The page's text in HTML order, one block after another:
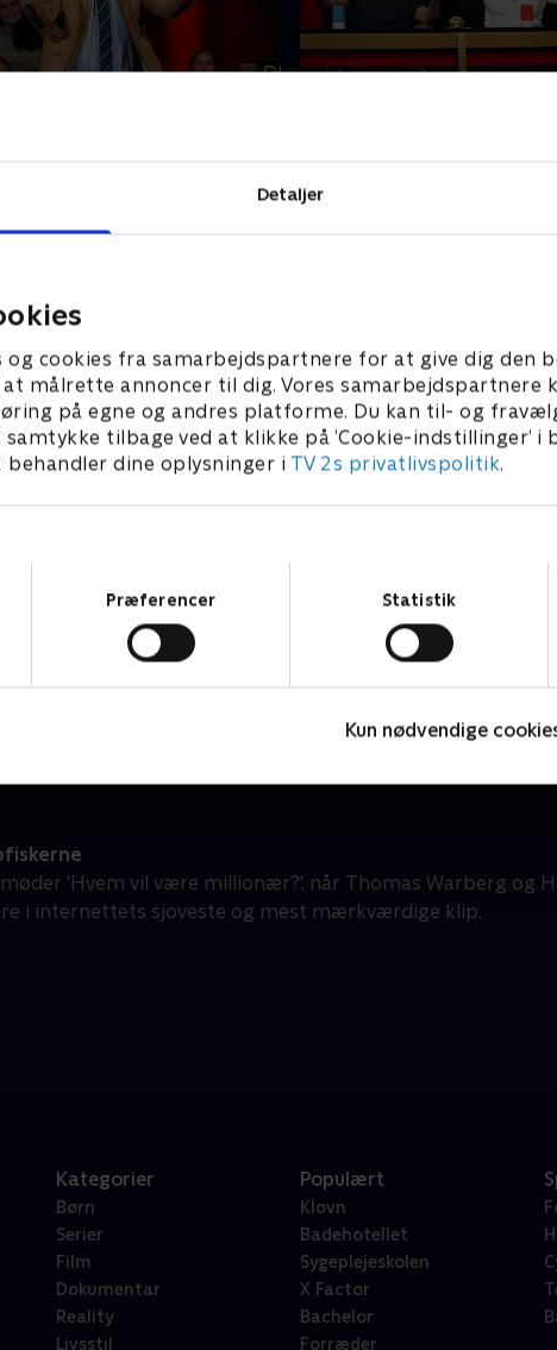
Detaljer
og cookies fra samarbejdspartnere for at give dig den
målrette annoncer til dig. Vores samarbejdspartnere
på egne og andres platforme. Du kan til- og
tilbage ved at klikke på ’Cookie-indstillinger’ i
behandler dine oplysninger i TV 2s privatlivspolitik.
Præferencer Statistik
Kun nødvendige
efterhånden set
clairvoyante? Og hvor
man egentlig snurre en
Baastrup op af stolene? Et
Et intelligent svar? Eller
'Hvem vil være millionær?', når Thomas Warberg og
i internettets sjoveste og mest mærkværdige klip.
Kategorier
Børn
Serier
Film
Dokumentar
Reality
Livsstil
Populært
Klovn
Badehotellet
Sygeplejeskolen
X Factor
Bachelor
Forræder